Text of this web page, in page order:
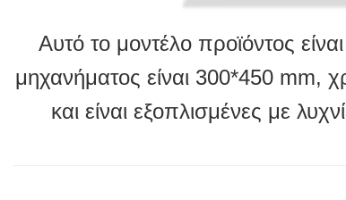
Αυτό το μοντέλο προϊόντος
μηχανήματος είναι 300*450 mm,
και είναι εξοπλισμένες με